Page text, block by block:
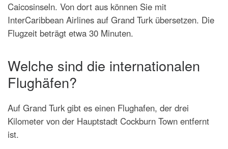
Caicosinseln. Von dort aus können Sie mit
InterCaribbean Airlines auf Grand Turk übersetzen. Die
Flugzeit beträgt etwa 30 Minuten.
Welche sind die internationalen
Flughäfen?
Auf Grand Turk gibt es einen Flughafen, der drei
Kilometer von der Hauptstadt Cockburn Town entfernt
ist.